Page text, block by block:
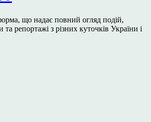
що надає повний огляд подій,
та репортажі з різних куточків України і